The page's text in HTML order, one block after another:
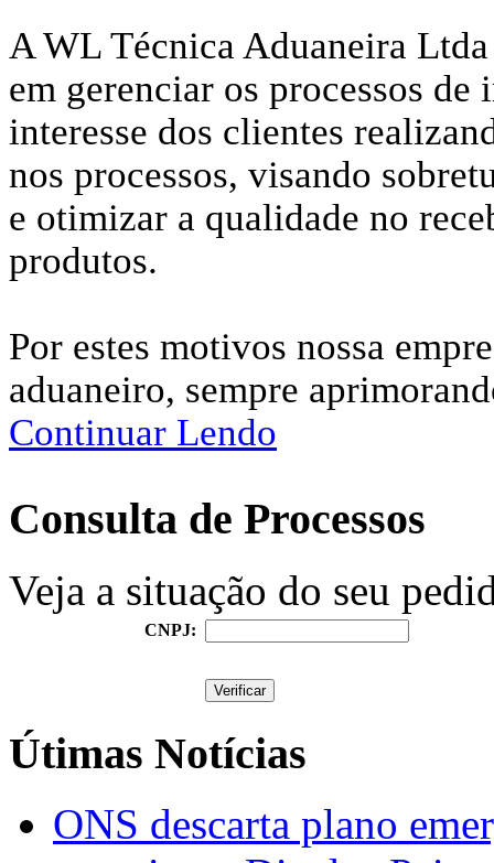
A WL Técnica Aduaneira
em gerenciar os processos
interesse dos clientes
nos processos, visando
e otimizar a qualidade no
produtos.
Por estes motivos nossa
aduaneiro, sempre
Continuar Lendo
Consulta de Processos
Veja a situação do seu
CNPJ:
Útimas Notícias
ONS descarta plano